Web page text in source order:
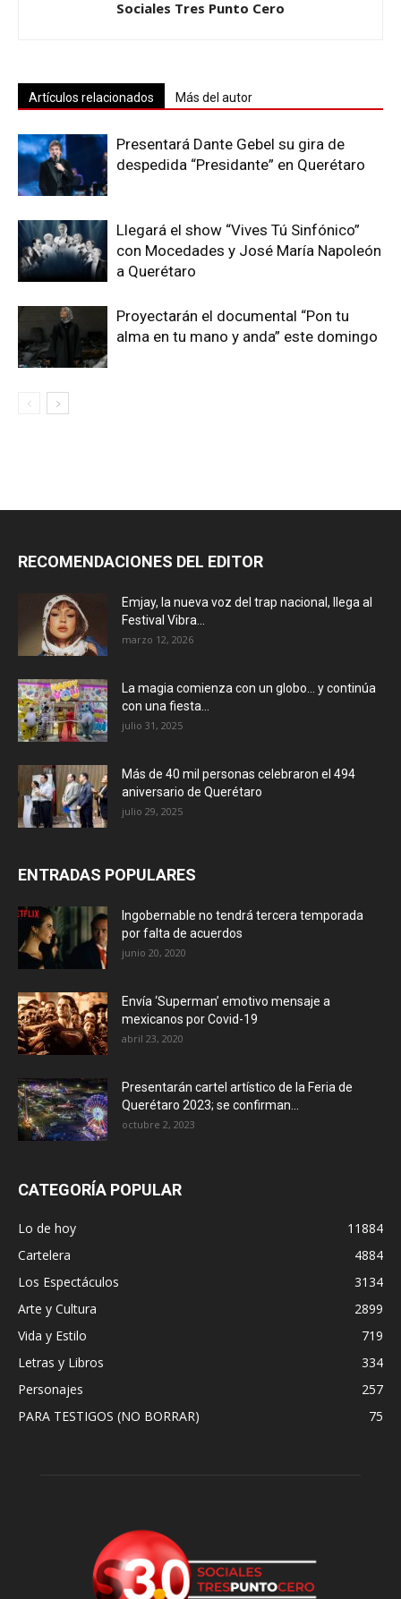
Sociales Tres Punto Cero
Artículos relacionados Más del autor
Presentará Dante Gebel su gira de
despedida “Presidante” en Querétaro
Llegará el show “Vives Tú Sinfónico”
con Mocedades y José María Napoleón
a Querétaro
Proyectarán el documental “Pon tu
alma en tu mano y anda” este domingo
RECOMENDACIONES DEL EDITOR
Emjay, la nueva voz del trap nacional, llega al
Festival Vibra...
marzo 12, 2026
La magia comienza con un globo… y continúa
con una fiesta...
julio 31, 2025
Más de 40 mil personas celebraron el 494
aniversario de Querétaro
julio 29, 2025
ENTRADAS POPULARES
Ingobernable no tendrá tercera temporada
por falta de acuerdos
junio 20, 2020
Envía ‘Superman’ emotivo mensaje a
mexicanos por Covid-19
abril 23, 2020
Presentarán cartel artístico de la Feria de
Querétaro 2023; se confirman...
octubre 2, 2023
CATEGORÍA POPULAR
Lo de hoy
11884
Cartelera
4884
Los Espectáculos
3134
Arte y Cultura
2899
Vida y Estilo
719
Letras y Libros
334
Personajes
257
PARA TESTIGOS (NO BORRAR)
75